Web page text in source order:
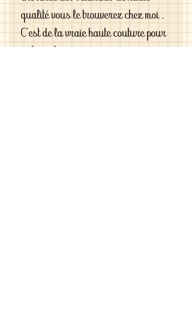
qualité vous le trouverez chez moi .
C'est de la vraie haute couture pour